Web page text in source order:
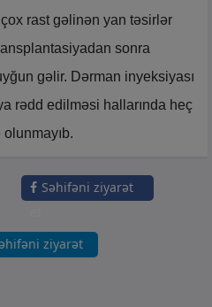
rast gəlinən yan təsirlər
sonra
gəlir. Dərman inyeksiyası
rədd edilməsi hallarında heç
Səhifəni ziyarət
ziyarət